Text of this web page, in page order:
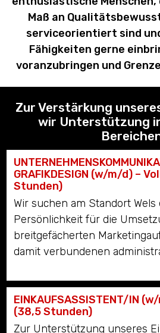
LED CAVES
Maß an
serviceorientiert sind
Fähigkeiten gerne
voranzubringen und
Zur Verstärkung
wir Unterstützung
GRAFIKDESIGN (w/m/d) –
Stunden)
Wir suchen am Standort
Persönlichkeit für die
breitgefächerten
damit verbundenen
EINKAUFSASSISTENT/IN
(38,5 Stunden)
Zur Unterstützung unseres